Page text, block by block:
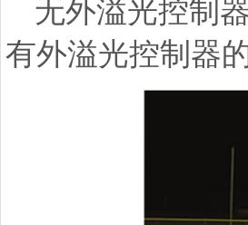
无外溢光控制
有外溢光控制器